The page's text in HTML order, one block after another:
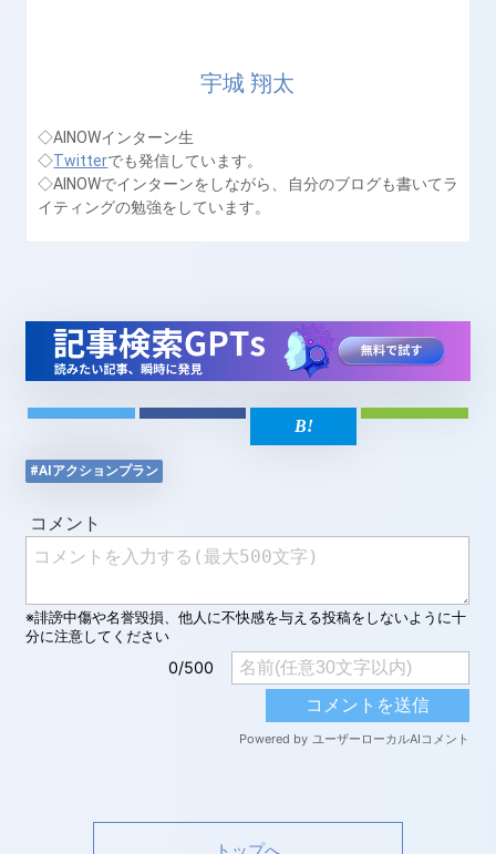
宇城 翔太
◇AINOWインターン生
◇Twitterでも発信しています。
◇AINOWでインターンをしながら、自分のブログも書いてラ
イティングの勉強をしています。
#AIアクションプラン